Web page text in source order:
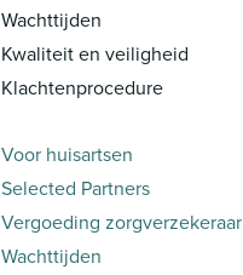
Wachttijden
Kwaliteit en veiligheid
Klachtenprocedure
Voor huisartsen
Selected Partners
Vergoeding zorgverzekeraar
Wachttijden